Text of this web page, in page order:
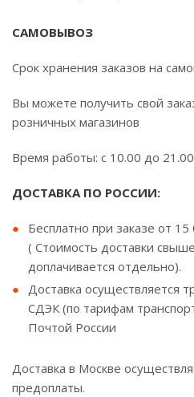
САМОВЫВОЗ
Срок хранения заказов на
Вы можете получить свой
розничных магазинов
Время работы: с 10.00 до
ДОСТАВКА ПО РОССИИ:
Бесплатно при заказе от 15
( Стоимость доставки
доплачивается отдельно).
Доставка осуществляется
СДЭК (по тарифам
Почтой России
Доставка в Москве
предоплаты.